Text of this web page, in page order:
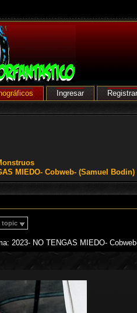
Ingresar
MIEDO- Cobweb- (Samuel Bodin)
topic
2023- NO TENGAS MIEDO-